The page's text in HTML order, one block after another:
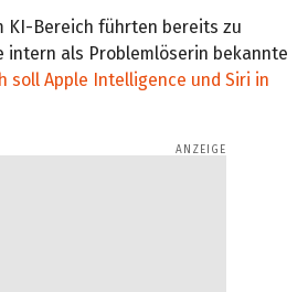
KI-Bereich führten bereits zu
intern als Problemlöserin bekannte
soll Apple Intelligence und Siri in